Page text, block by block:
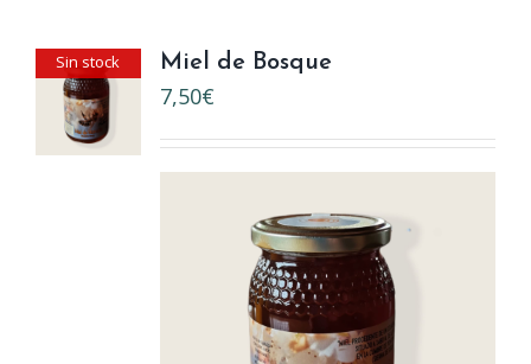
Sin stock Miel de Bosque
7,50€